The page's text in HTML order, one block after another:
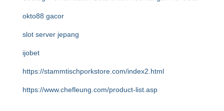
okto88 gacor
slot server jepang
ijobet
https://stammtischporkstore.com/index2.html
https://www.chefleung.com/product-list.asp